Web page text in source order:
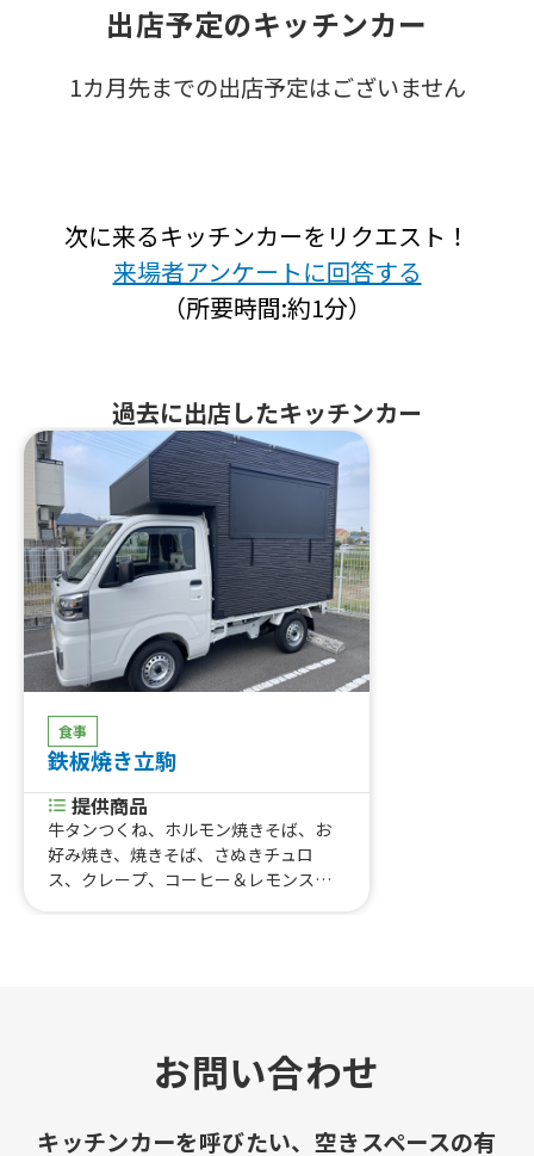
出店予定のキッチンカー
1カ月先までの出店予定はございません
次に来るキッチンカーをリクエスト！
来場者アンケートに回答する
（所要時間:約1分）
過去に出店したキッチンカー
食事
鉄板焼き立駒
提供商品
牛タンつくね、ホルモン焼きそば、お
好み焼き、焼きそば、さぬきチュロ
ス、クレープ、コーヒー＆レモンスカ
お問い合わせ
キッチンカーを呼びたい、空きスペースの有